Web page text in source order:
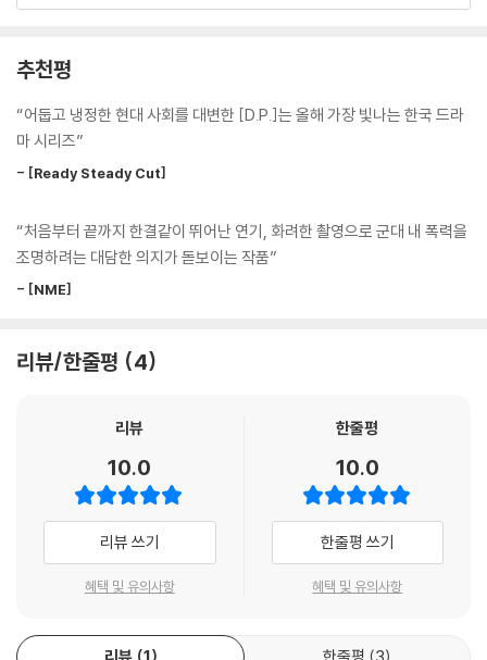
넷플릭스 오리지널 시리즈 [D.P.] 시즌1의 각본집이 출간된다. [D.P.]는
대한민국 남성이라면 한 번은 고민할 수밖에 없는 ‘군대’를 배경으로 다양
인 분)은 우연한 계기로 군무이탈 체포담당관 박범구 중사(김성균 분)의
눈에 띄어 육군 헌병대 근무이탈체포전담조 D.P(Deserter Pursuit)로
차출된다. 처음으로 탈영병을 체포하러 나간 준호는 충격적인 사건을 겪게
내 부조리를 마주하며 함께 조금씩 성장해 나간다.
[D.P.]는 [차이나타운], [뺑반] 등 전형을 벗어난 비범한 연출과 개성 강한
김보통 작가의 웹툰 『D.P 개의 날』이 원작이며, 김보통 작가가 공동 각본
에 참여했다. 원작 웹툰 『D.P 개의 날』은 아무도 주목하지 않았던 탈영병과
그들을 뒤쫓는 군인들의 이야기를 섬세하고 날카로운 시선으로 그려낸 작
품이다. 한준히 감독은 원작을 바탕으로 김보통 작가와의 공동 작업을 통
해 6부작 시리즈의 호흡으로 웹툰의 스토리와 캐릭터를 재배치하며 각본
을 쌓아나갔고, 탈영병을 추적하는 장르적 재미와 콤비 캐릭터에 기반한
시리즈로 완성했다.
추천평
“어둡고 냉정한 현대 사회를 대변한 [D.P.]는 올해 가장 빛나는 한국 드라
마 시리즈”
- [Ready Steady Cut]
“처음부터 끝까지 한결같이 뛰어난 연기, 화려한 촬영으로 군대 내 폭력을
조명하려는 대담한 의지가 돋보이는 작품”
- [NME]
리뷰/한줄평 4
리뷰
10.0
리뷰 쓰기
혜택 및 유의사항
한줄평
10.0
한줄평 쓰기
혜택 및 유의사항